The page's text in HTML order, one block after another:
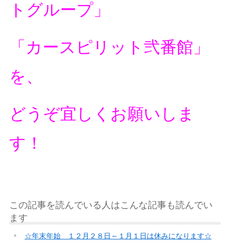
トグループ」
「カースピリット弐番館」
を、
どうぞ宜しくお願いしま
す！
この記事を読んでいる人はこんな記事も読んでい
ます
☆年末年始 １２月２８日～１月１日は休みになります☆